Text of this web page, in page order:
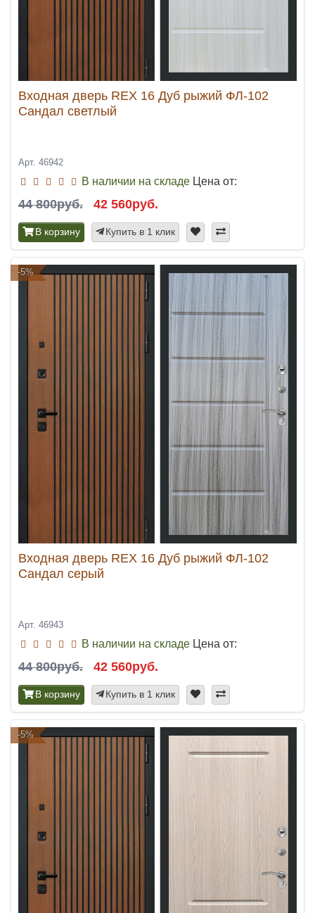
Входная дверь REX 16 Дуб рыжий ФЛ-102
Сандал светлый
Арт. 46942
В наличии на складе Цена от:
44 800руб. 42 560руб.
В корзину Купить в 1 клик
-5%
Входная дверь REX 16 Дуб рыжий ФЛ-102
Сандал серый
Арт. 46943
В наличии на складе Цена от:
44 800руб. 42 560руб.
В корзину Купить в 1 клик
-5%